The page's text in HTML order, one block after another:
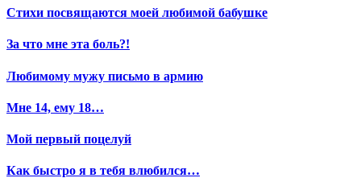
Стихи посвящаются моей любимой бабушке
За что мне эта боль?!
Любимому мужу письмо в армию
Мне 14, ему 18…
Мой первый поцелуй
Как быстро я в тебя влюбился…